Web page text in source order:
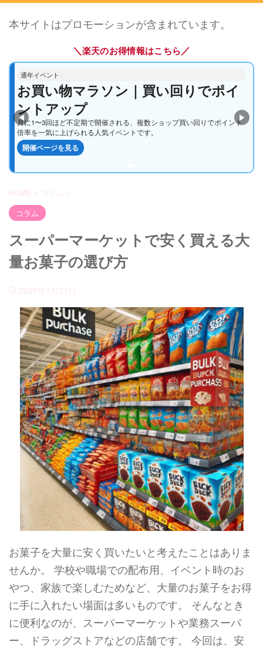
本サイトはプロモーションが含まれています。
＼楽天のお得情報はこちら／
通年イベント
お買い物マラソン｜買い回りでポイ
ントアップ
月に1〜3回ほど不定期で開催される、複数ショップ買い回りでポイント
倍率を一気に上げられる人気イベントです。
開催ページを見る
通年イベント
5と0のつく日｜楽天カードでポイン
トアップ
毎月5・10・15・20・25・30日は、エントリー＆楽天カード利用でいつも
のお買い物がさらにお得になる定番企画です。
開催ページを見る
◀ ▶
HOME > コラム >
コラム
スーパーマーケットで安く買える大
量お菓子の選び方
2025年1月31日
お菓子を大量に安く買いたいと考えたことはありま
せんか。 学校や職場での配布用、イベント時のお
やつ、家族で楽しむためなど、大量のお菓子をお得
に手に入れたい場面は多いものです。 そんなとき
に便利なのが、スーパーマーケットや業務スーパ
ー、ドラッグストアなどの店舗です。 今回は、安